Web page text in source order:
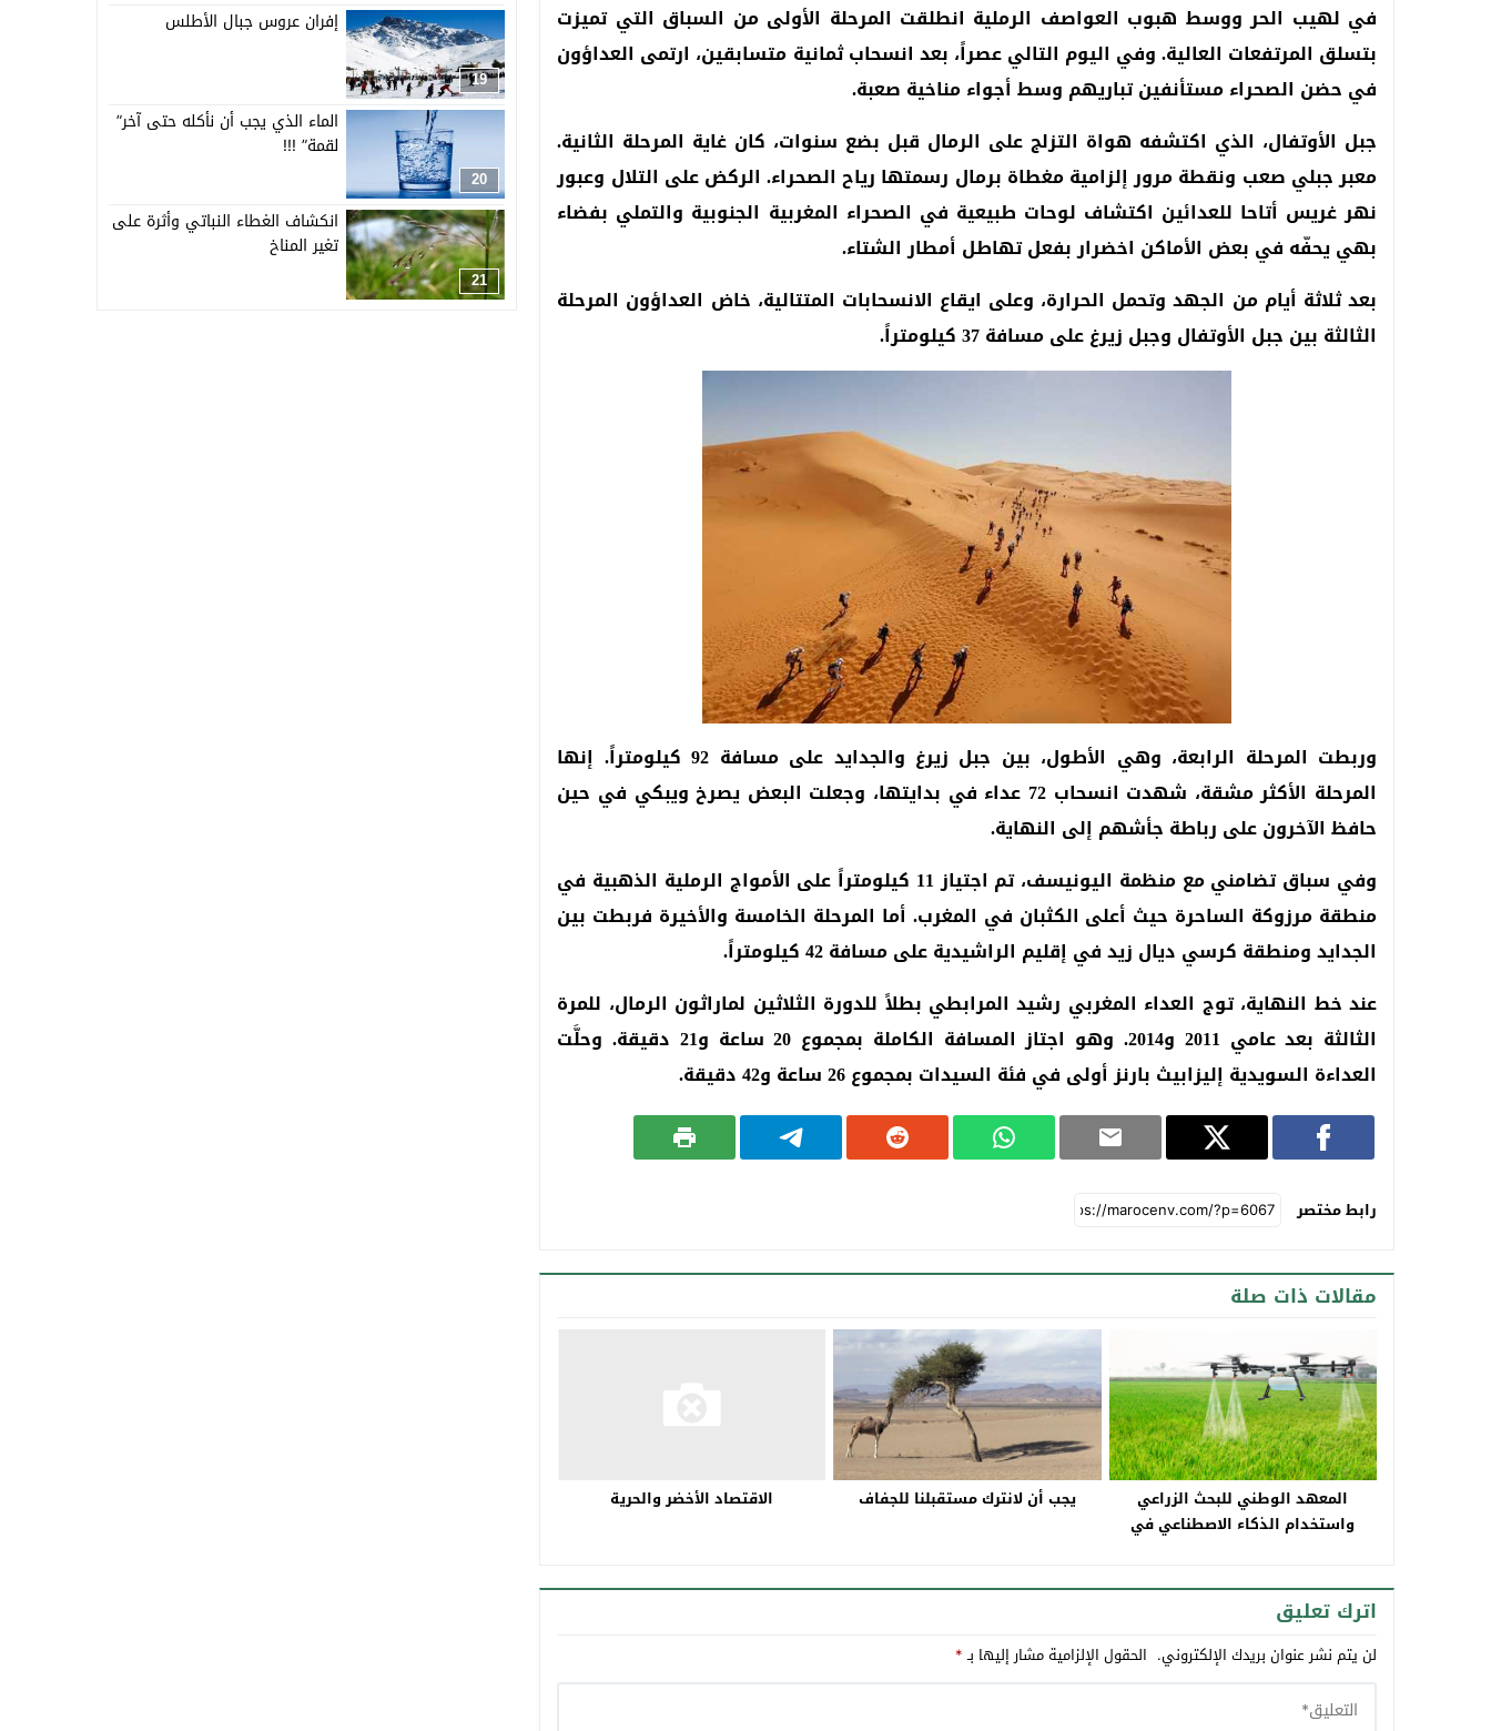
في لهيب الحر ووسط هبوب العواصف الرملية انطلقت المرحلة الأولى من السباق التي تميزت
بتسلق المرتفعات العالية. وفي اليوم التالي عصراً، بعد انسحاب ثمانية متسابقين، ارتمى العداؤون
في حضن الصحراء مستأنفين تباريهم وسط أجواء مناخية صعبة.
جبل الأوتفال، الذي اكتشفه هواة التزلج على الرمال قبل بضع سنوات، كان غاية المرحلة الثانية.
معبر جبلي صعب ونقطة مرور إلزامية مغطاة برمال رسمتها رياح الصحراء. الركض على التلال وعبور
نهر غريس أتاحا للعدائين اكتشاف لوحات طبيعية في الصحراء المغربية الجنوبية والتملي بفضاء
بهي يحفّه في بعض الأماكن اخضرار بفعل تهاطل أمطار الشتاء.
بعد ثلاثة أيام من الجهد وتحمل الحرارة، وعلى ايقاع الانسحابات المتتالية، خاض العداؤون المرحلة
الثالثة بين جبل الأوتفال وجبل زيرغ على مسافة 37 كيلومتراً.
وربطت المرحلة الرابعة، وهي الأطول، بين جبل زيرغ والجدايد على مسافة 92 كيلومتراً. إنها
المرحلة الأكثر مشقة، شهدت انسحاب 72 عداء في بدايتها، وجعلت البعض يصرخ ويبكي في حين
حافظ الآخرون على رباطة جأشهم إلى النهاية.
وفي سباق تضامني مع منظمة اليونيسف، تم اجتياز 11 كيلومتراً على الأمواج الرملية الذهبية في
منطقة مرزوكة الساحرة حيث أعلى الكثبان في المغرب. أما المرحلة الخامسة والأخيرة فربطت بين
الجدايد ومنطقة كرسي ديال زيد في إقليم الراشيدية على مسافة 42 كيلومتراً.
عند خط النهاية، توج العداء المغربي رشيد المرابطي بطلاً للدورة الثلاثين لماراثون الرمال، للمرة
الثالثة بعد عامي 2011 و2014. وهو اجتاز المسافة الكاملة بمجموع 20 ساعة و21 دقيقة. وحلَّت
العداءة السويدية إليزابيث بارنز أولى في فئة السيدات بمجموع 26 ساعة و42 دقيقة.
رابط مختصر
مقالات ذات صلة
المعهد الوطني للبحث الزراعي
واستخدام الذكاء الاصطناعي في
يجب أن لانترك مستقبلنا للجفاف الاقتصاد الأخضر والحرية
اترك تعليق
لن يتم نشر عنوان بريدك الإلكتروني. الحقول الإلزامية مشار إليها بـ*
19
إفران عروس جبال الأطلس
20
الماء الذي يجب أن نأكله حتى آخر”
لقمة” !!!
21
انكشاف الغطاء النباتي وأثرة على
تغير المناخ